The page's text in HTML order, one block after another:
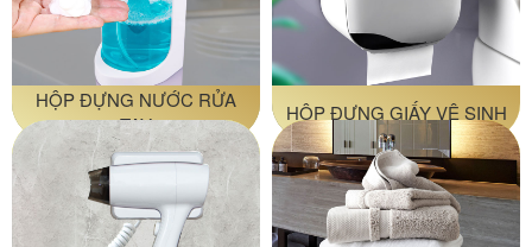
HỘP ĐỰNG NƯỚC RỬA
TAY
HỘP ĐỰNG GIẤY VỆ SINH